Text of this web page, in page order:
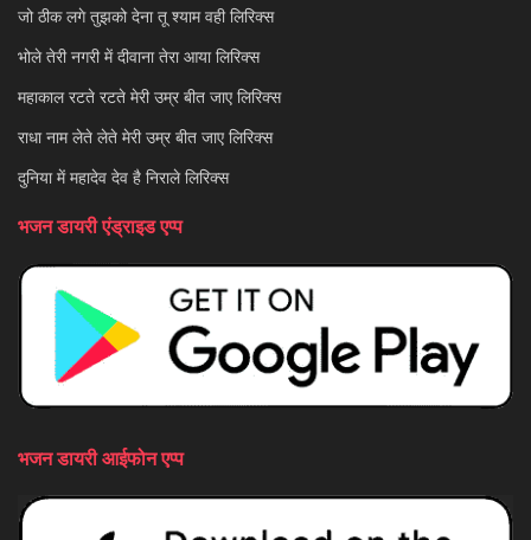
जो ठीक लगे तुझको देना तू श्याम वही लिरिक्स
भोले तेरी नगरी में दीवाना तेरा आया लिरिक्स
महाकाल रटते रटते मेरी उम्र बीत जाए लिरिक्स
राधा नाम लेते लेते मेरी उम्र बीत जाए लिरिक्स
दुनिया में महादेव देव है निराले लिरिक्स
भजन डायरी एंड्राइड एप्प
भजन डायरी आईफोन एप्प